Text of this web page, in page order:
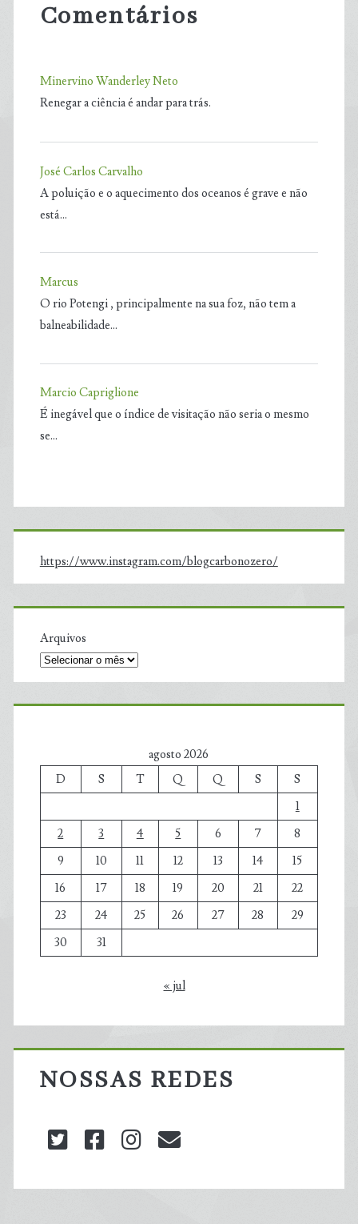
Comentários
Minervino Wanderley Neto
Renegar a ciência é andar para trás.
José Carlos Carvalho
A poluição e o aquecimento dos oceanos é grave e não
está…
Marcus
O rio Potengi , principalmente na sua foz, não tem a
balneabilidade…
Marcio Capriglione
É inegável que o índice de visitação não seria o mesmo
se…
https://www.instagram.com/blogcarbonozero/
Arquivos
agosto 2026
D
S T Q Q S
S
1
2
3 4 5 6 7
8
9
10 11 12 13 14
15
16
17 18 19 20 21
22
23
24 25 26 27 28
29
30
31
« jul
NOSSAS REDES
twitterfacebookinstagram